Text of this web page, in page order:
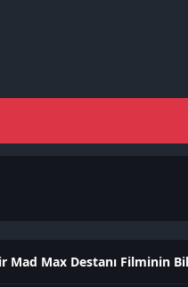
Mad Max Destanı Filminin